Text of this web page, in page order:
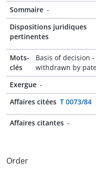
Sommaire -
Dispositions juridiques
pertinentes
Mots-
clés
Basis of decision
withdrawn by
Exergue -
Affaires citées T 0073/84
Affaires citantes -
Order